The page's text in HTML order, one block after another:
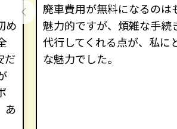
め
だ
あ
廃車費用が無料になるのは
魅力的ですが、煩雑な手続
代行してくれる点が、私に
な魅力でした。